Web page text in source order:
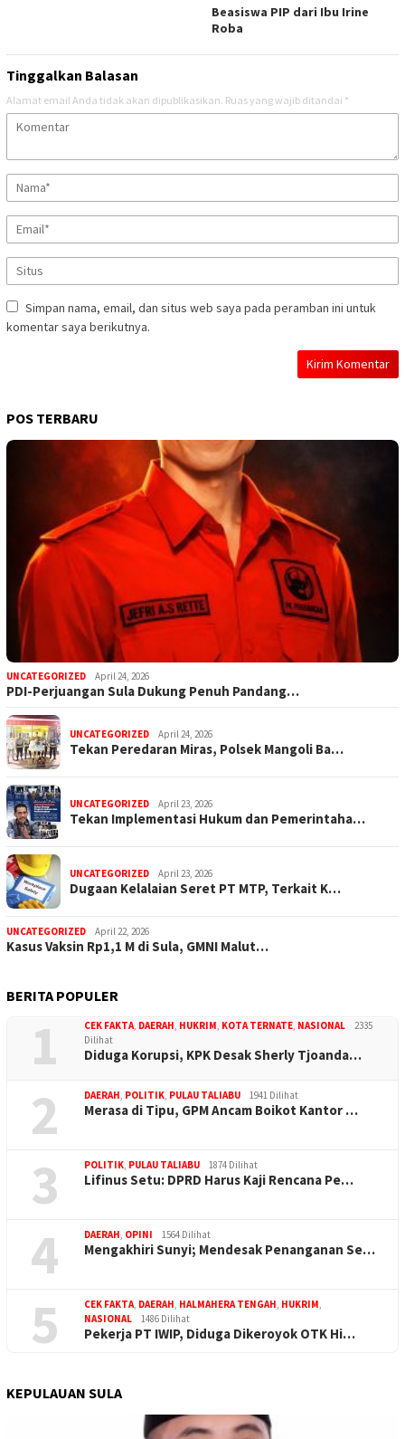
Beasiswa PIP dari Ibu Irine
Roba
Tinggalkan Balasan
Alamat email Anda tidak akan dipublikasikan. Ruas yang wajib ditandai *
Simpan nama, email, dan situs web saya pada peramban ini untuk
komentar saya berikutnya.
POS TERBARU
UNCATEGORIZED April 24, 2026
PDI-Perjuangan Sula Dukung Penuh Pandang…
UNCATEGORIZED April 24, 2026
Tekan Peredaran Miras, Polsek Mangoli Ba…
UNCATEGORIZED April 23, 2026
Tekan Implementasi Hukum dan Pemerintaha…
UNCATEGORIZED April 23, 2026
Dugaan Kelalaian Seret PT MTP, Terkait K…
UNCATEGORIZED April 22, 2026
Kasus Vaksin Rp1,1 M di Sula, GMNI Malut…
BERITA POPULER
1 CEK FAKTA DAERAH HUKRIM KOTA TERNATE NASIONAL
2335
Dilihat
Diduga Korupsi, KPK Desak Sherly Tjoanda…
2 DAERAH POLITIK PULAU TALIABU 1941 Dilihat
Merasa di Tipu, GPM Ancam Boikot Kantor …
3 POLITIK PULAU TALIABU 1874 Dilihat
Lifinus Setu: DPRD Harus Kaji Rencana Pe…
4 DAERAH OPINI 1564 Dilihat
Mengakhiri Sunyi; Mendesak Penanganan Se…
5 CEK FAKTA DAERAH HALMAHERA TENGAH HUKRIM
NASIONAL
1486 Dilihat
Pekerja PT IWIP, Diduga Dikeroyok OTK Hi…
KEPULAUAN SULA